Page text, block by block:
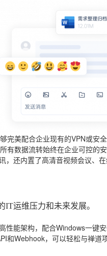
完美配合企业现有的VPN或安
有数据流转始终在企业可控的
，还内置了高清音视频会议、
运维压力和未来发展。
性能架构，配合Windows一键
和Webhook，可以轻松与禅